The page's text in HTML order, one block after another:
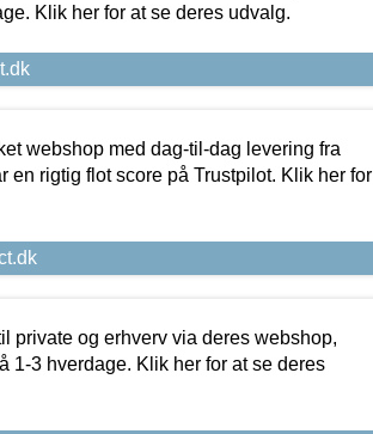
Klik her for at se deres udvalg.
webshop med dag-til-dag levering fra
en rigtig flot score på Trustpilot. Klik her for
private og erhverv via deres webshop,
1-3 hverdage. Klik her for at se deres